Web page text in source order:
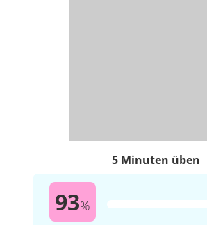
5 Minuten üben
93%